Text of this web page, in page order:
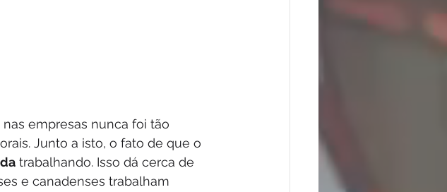
empresas nunca foi tão
Junto a isto, o fato de que o
trabalhando. Isso dá cerca de
e canadenses trabalham